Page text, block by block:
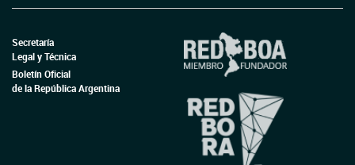
Secretaría
Legal y Técnica
Boletín Oficial
de la República Argentina